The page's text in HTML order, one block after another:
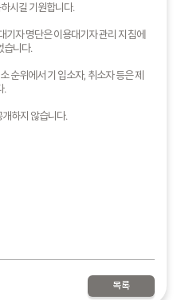
시길 기원합니다.
자 명단은 이용대기자 관리 지침에
습니다.
순위에서 기 입소자, 취소자 등은 제
.
하지 않습니다.
목록